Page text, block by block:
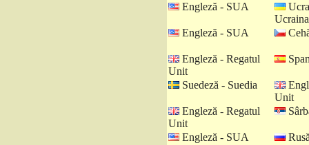
Engleză - SUA
Ucraina
Engleză - SUA
Engleză - Regatul
Unit
Suedeză - Suedia
Unit
Engleză - Regatul
Unit
Engleză - SUA